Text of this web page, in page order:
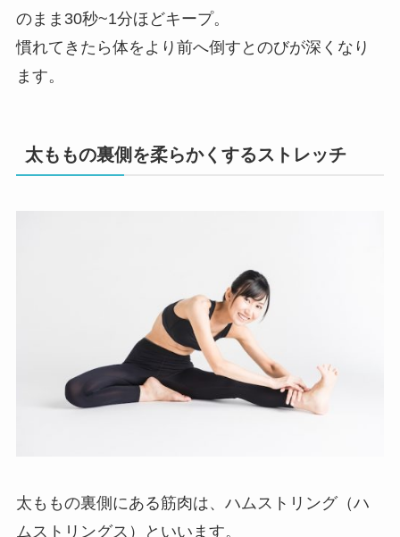
のまま30秒~1分ほどキープ。
慣れてきたら体をより前へ倒すとのびが深くなり
ます。
太ももの裏側を柔らかくするストレッチ
太ももの裏側にある筋肉は、ハムストリング（ハ
ムストリングス）といいます。